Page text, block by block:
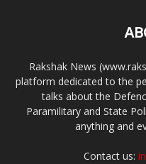
Rakshak News
platform dedicated to the
talks about the
Paramilitary and State
anything and
Contact us: